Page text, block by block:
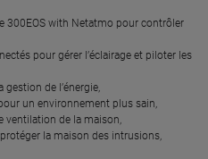
300EOS with Netatmo pour contrôler
pour gérer l’éclairage et piloter les
de l’énergie,
un environnement plus sain,
ventilation de la maison,
la maison des intrusions,